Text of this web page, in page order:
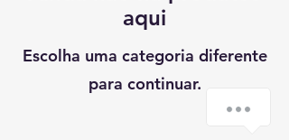
aqui
Escolha uma categoria diferente
para continuar.